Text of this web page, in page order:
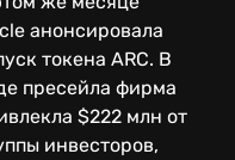
анонсировала
токена ARC. В
пресейла фирма
$222 млн от
инвесторов,